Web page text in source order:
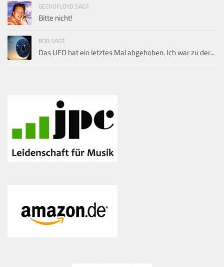
GECKOFLOYD SAGT:
Bitte nicht!
ROB SAGT:
Das UFO hat ein letztes Mal abgehoben. Ich war zu der...